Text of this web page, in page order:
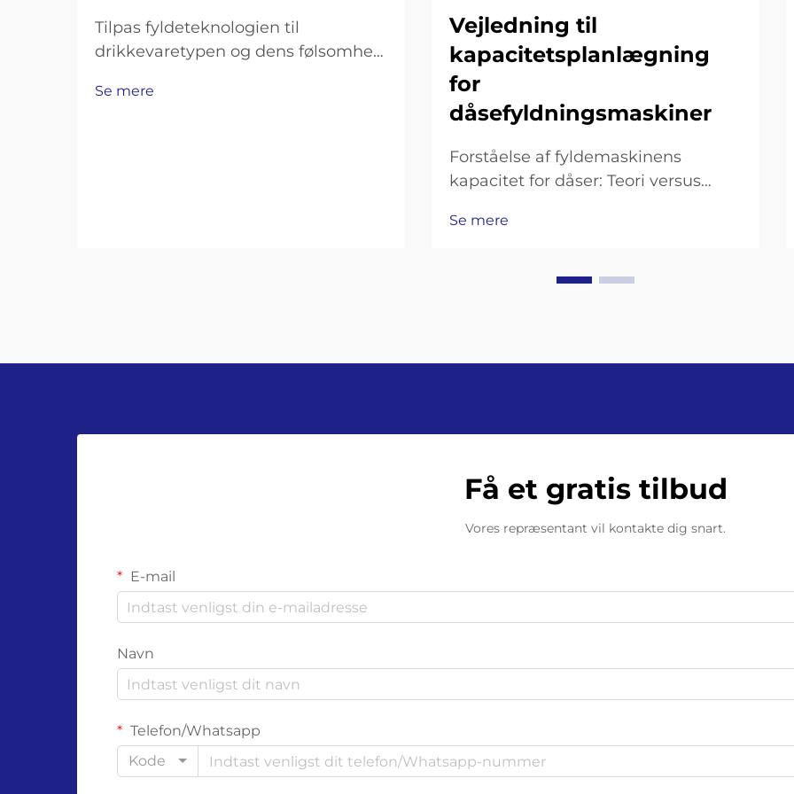
Tilpas fyldeteknologien til
drikkevaretypen og dens følsomhed.
kulsyreholdige drikkevarer og øl.
Se mere
Vejledning til
kapacitetsplanlægning
for
dåsefyldningsmaskiner
Forståelse af fyldemaskinens
kapacitet for dåser: Teori versus
kapacitet sjældent matcher den
dåser. Når virksomheder taler om
Se mere
Få et gratis tilbud
Vores repræsentant vil kontakte dig snart.
E-mail
Navn
Telefon/Whatsapp
Kode